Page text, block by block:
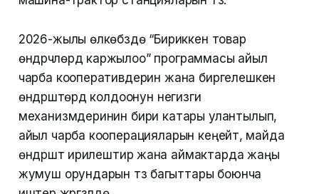
2026-жылы өлкөбүздө “Бириккен товар
өндүрүүчүлөрдү каржылоо” программасы айыл
чарба кооперативдерин жана биргелешкен
өндүрүштөрдү колдоонун негизги
механизмдеринин бири катары улантылып,
айыл чарба кооперацияларын кеңейтүү, майда
өндүрүштү ирилештирүү жана аймактарда жаңы
жумуш орундарын түзүү багыттары боюнча